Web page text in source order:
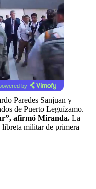
by
Paredes Sanjuan y
de Puerto Leguízamo.
afirmó Miranda. La
militar de primera